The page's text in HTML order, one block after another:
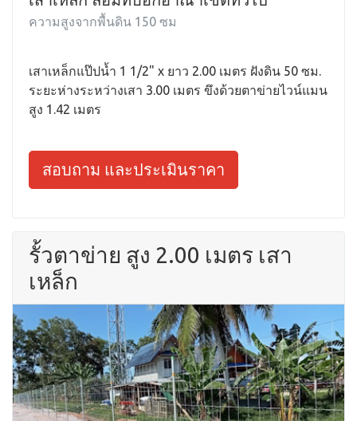
ความสูงจากพื้นดิน 150 ซม
เสาเหล็กแป๊ปน้ำ 1 1/2" x ยาว 2.00 เมตร ฝังดิน 50 ซม.
ระยะห่างระหว่างเสา 3.00 เมตร ขึงด้วยตาข่ายไวน์แมน
สูง 1.42 เมตร
สอบถาม และประเมินราคา
รั้วตาข่าย สูง 2.00 เมตร เสา
เหล็ก